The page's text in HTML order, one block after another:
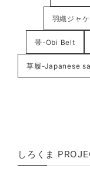
羽織ジャ
帯-Obi Belt
草履-Japanese
しろくま